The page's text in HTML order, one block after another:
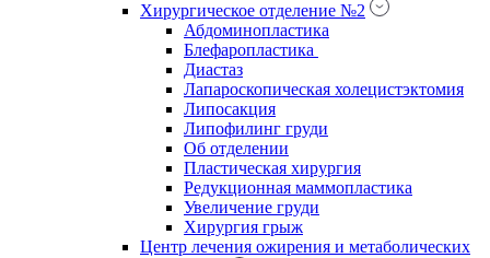
Хирургическое отделение №2
Абдоминопластика
Блефаропластика
Диастаз
Лапароскопическая холецистэктомия
Липосакция
Липофилинг груди
Об отделении
Пластическая хирургия
Редукционная маммопластика
Увеличение груди
Хирургия грыж
Центр лечения ожирения и метаболических